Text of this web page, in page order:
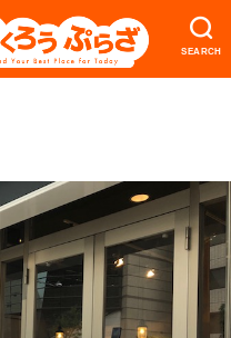
SEARCH